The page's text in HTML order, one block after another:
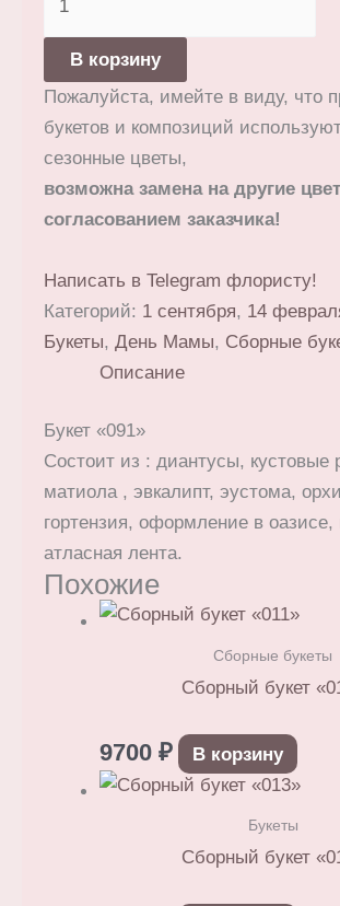
Букет
«091»
В корзину
Пожалуйста, имейте в виду, что
букетов и композиций
сезонные цветы,
возможна замена на другие
согласованием заказчика!
Написать в Telegram флористу!
Категорий: 1 сентября, 14
Букеты, День Мамы, Сборные
Описание
Букет «091»
Состоит из : диантусы, кустовые
матиола , эвкалипт, эустома,
гортензия, оформление в оазисе,
атласная лента.
Похожие
Сборные букеты
Сборный букет
9700 ₽ В корзину
Букеты
Сборный букет